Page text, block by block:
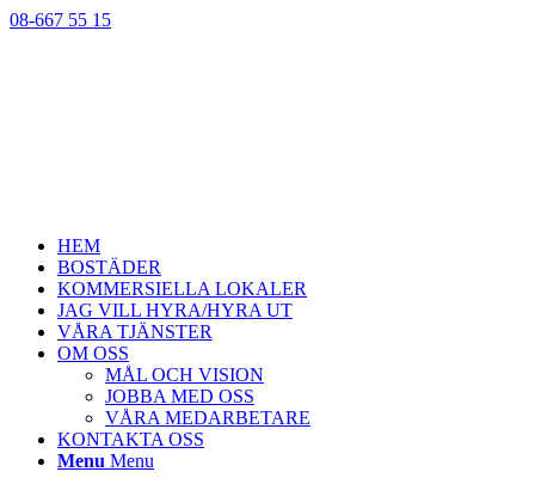
08-667 55 15
HEM
BOSTÄDER
KOMMERSIELLA LOKALER
JAG VILL HYRA/HYRA UT
VÅRA TJÄNSTER
OM OSS
MÅL OCH VISION
JOBBA MED OSS
VÅRA MEDARBETARE
KONTAKTA OSS
Menu Menu